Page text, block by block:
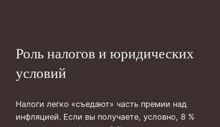
Роль налогов и юридических
условий
Налоги легко «съедают» часть премии над
инфляцией. Если вы получаете, условно, 8 %